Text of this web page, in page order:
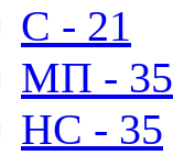
C - 21
МП - 35
HC - 35